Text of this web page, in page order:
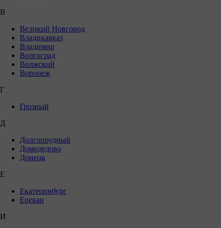
В
Великий Новгород
Владикавказ
Владимир
Волгоград
Волжский
Воронеж
Г
Грозный
Д
Долгопрудный
Домодедово
Донецк
Е
Екатеринбург
Ереван
И